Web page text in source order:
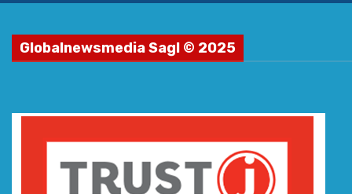
Globalnewsmedia Sagl © 2025